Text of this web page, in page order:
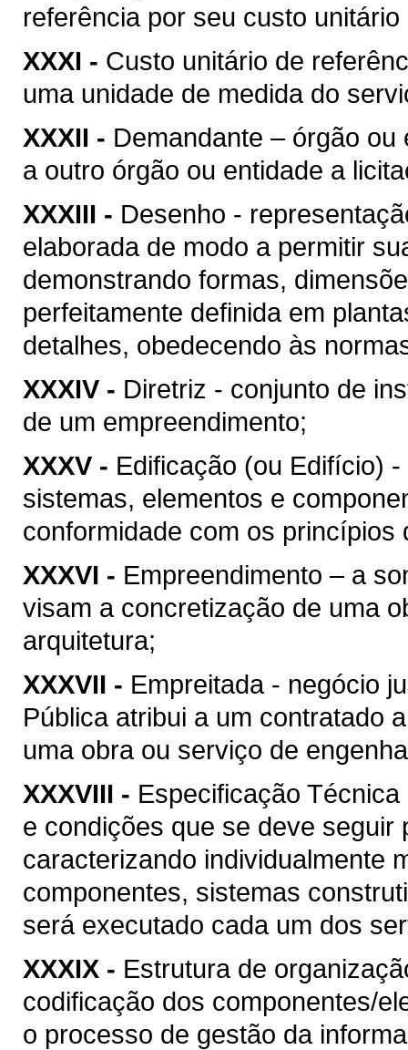
referência por seu custo
XXXI - Custo unitário de
uma unidade de medida do
XXXII - Demandante – órgão
a outro órgão ou entidade a
XXXIII - Desenho -
elaborada de modo a permitir
demonstrando formas,
perfeitamente definida em
detalhes, obedecendo às
XXXIV - Diretriz - conjunto de
de um empreendimento;
XXXV - Edificação (ou Edifício)
sistemas, elementos e
conformidade com os
XXXVI - Empreendimento – a
visam a concretização de uma
arquitetura;
XXXVII - Empreitada - negócio
Pública atribui a um contratado
uma obra ou serviço de
XXXVIII - Especificação
e condições que se deve seguir
caracterizando individualmente
componentes, sistemas
será executado cada um dos
XXXIX - Estrutura de
codificação dos componentes/
o processo de gestão da